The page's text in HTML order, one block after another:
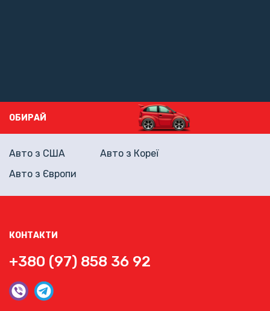
КОНТАКТИ
+380 (97) 858 36 92
ОБИРАЙ
Авто з США
Авто з Кореї
Авто з Європи